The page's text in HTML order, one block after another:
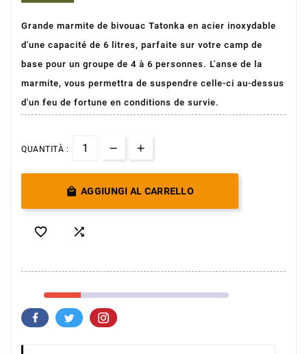
Grande marmite de bivouac Tatonka en acier inoxydable
d'une capacité de 6 litres, parfaite sur votre camp de
base pour un groupe de 4 à 6 personnes. L'anse de la
marmite, vous permettra de suspendre celle-ci au-dessus
d'un feu de fortune en conditions de survie.
QUANTITÀ :
 AGGIUNGI AL CARRELLO
 